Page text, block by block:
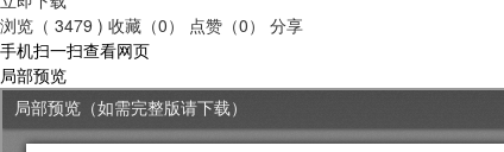
浏览（ 3479 ) 收藏（0） 点赞（0）
分享
手机扫一扫查看网页
局部预览